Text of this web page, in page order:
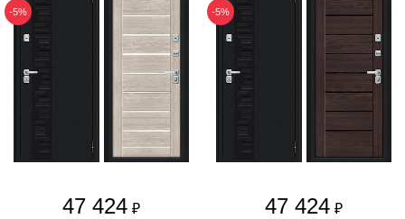
-5%
47 424 ₽
-5%
47 424 ₽